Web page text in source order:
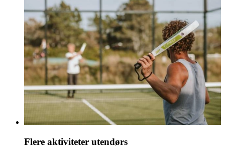
Flere aktiviteter utendørs